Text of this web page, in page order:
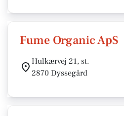
Fume Organic ApS
Hulkærvej 21, st.
2870 Dyssegård